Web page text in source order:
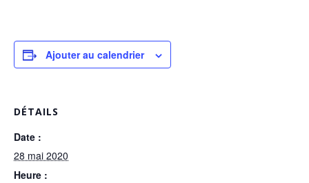
Ajouter au calendrier
DÉTAILS
Date :
28 mai 2020
Heure :